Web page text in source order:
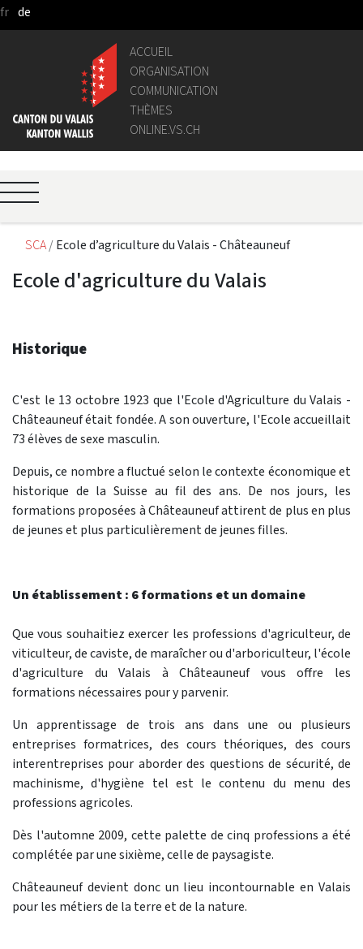
Saut au contenu principal
fr de
ACCUEIL
ORGANISATION
COMMUNICATION
THÈMES
ONLINE.VS.CH
SCA Ecole d’agriculture du Valais - Châteauneuf
Ecole d'agriculture du Valais
Historique
C'est le 13 octobre 1923 que l'Ecole d'Agriculture du Valais -
Châteauneuf était fondée. A son ouverture, l'Ecole accueillait
73 élèves de sexe masculin.
Depuis, ce nombre a fluctué selon le contexte économique et
historique de la Suisse au fil des ans. De nos jours, les
formations proposées à Châteauneuf attirent de plus en plus
de jeunes et plus particulièrement de jeunes filles.
Un établissement : 6 formations et un domaine
Que vous souhaitiez exercer les professions d'agriculteur, de
viticulteur, de caviste, de maraîcher ou d'arboriculteur, l'école
d'agriculture du Valais à Châteauneuf vous offre les
formations nécessaires pour y parvenir.
Un apprentissage de trois ans dans une ou plusieurs
entreprises formatrices, des cours théoriques, des cours
interentreprises pour aborder des questions de sécurité, de
machinisme, d'hygiène tel est le contenu du menu des
professions agricoles.
Dès l'automne 2009, cette palette de cinq professions a été
complétée par une sixième, celle de paysagiste.
Châteauneuf devient donc un lieu incontournable en Valais
pour les métiers de la terre et de la nature.